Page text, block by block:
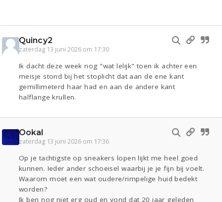
Quincy2
zaterdag 13 juni 2026 om 17:30
Ik dacht deze week nog "wat lelijk" toen ik achter een
meisje stond bij het stoplicht dat aan de ene kant
gemillimeterd haar had en aan de andere kant
halflange krullen.
Ookal
zaterdag 13 juni 2026 om 17:36
Op je tachtigste op sneakers lopen lijkt me heel goed
kunnen. Ieder ander schoeisel waarbij je je fijn bij voelt.
Waarom moet een wat oudere/rimpelige huid bedekt
worden?
Ik ben nog niet erg oud en vond dat 20 jaar geleden